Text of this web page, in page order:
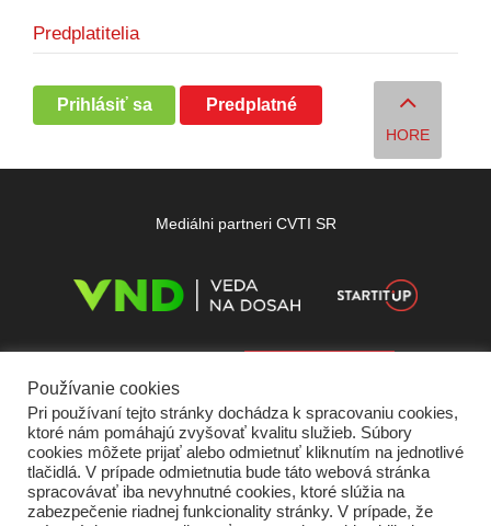
Predplatitelia
Prihlásiť sa Predplatné
HORE
Mediálni partneri CVTI SR
Používanie cookies
Pri používaní tejto stránky dochádza k spracovaniu cookies,
ktoré nám pomáhajú zvyšovať kvalitu služieb. Súbory
cookies môžete prijať alebo odmietnuť kliknutím na jednotlivé
tlačidlá. V prípade odmietnutia bude táto webová stránka
spracovávať iba nevyhnutné cookies, ktoré slúžia na
zabezpečenie riadnej funkcionality stránky. V prípade, že